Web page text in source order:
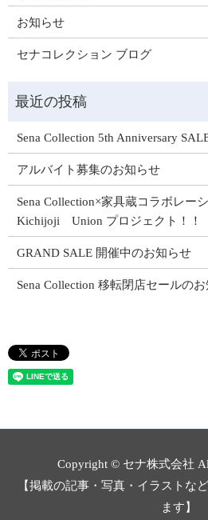
お知らせ
セナコレクション ブログ
Sena Collection 5th Anniversary
アルバイト募集のお知らせ
Sena Collection×家具蔵コラボレー
Kichijoji Union プロジェクト！！
GRAND SALE 開催中のお知らせ
Sena Collection 移転閉店セールの
Copyright © セナ株式会社
【掲載の記事・写真・イラストな
ます】